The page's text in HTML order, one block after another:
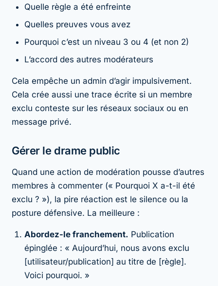
Quelle règle a été enfreinte
Quelles preuves vous avez
Pourquoi c’est un niveau 3 ou 4 (et non 2)
L’accord des autres modérateurs
Cela empêche un admin d’agir impulsivement.
Cela crée aussi une trace écrite si un membre
exclu conteste sur les réseaux sociaux ou en
message privé.
Gérer le drame public
Quand une action de modération pousse d’autres
membres à commenter (« Pourquoi X a-t-il été
exclu ? »), la pire réaction est le silence ou la
posture défensive. La meilleure :
Abordez-le franchement. Publication
épinglée : « Aujourd’hui, nous avons exclu
[utilisateur/publication] au titre de [règle].
Voici pourquoi. »